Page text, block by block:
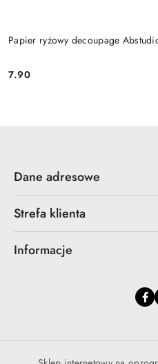
Papier ryżowy decoupage
Cena:
7.90
Dane adresowe
Strefa klienta
Informacje